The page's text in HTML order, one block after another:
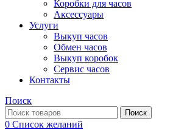
Коробки для часов
Аксессуары
Услуги
Выкуп часов
Обмен часов
Выкуп коробок
Сервис часов
Контакты
Поиск
Поиск
0 Список желаний